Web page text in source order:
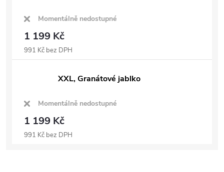
Momentálně nedostupné
1 199 Kč
991 Kč bez DPH
XXL, Granátové jablko
Momentálně nedostupné
1 199 Kč
991 Kč bez DPH